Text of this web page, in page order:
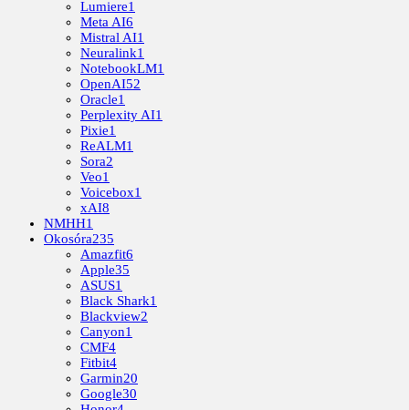
Lumiere1
Meta AI6
Mistral AI1
Neuralink1
NotebookLM1
OpenAI52
Oracle1
Perplexity AI1
Pixie1
ReALM1
Sora2
Veo1
Voicebox1
xAI8
NMHH1
Okosóra235
Amazfit6
Apple35
ASUS1
Black Shark1
Blackview2
Canyon1
CMF4
Fitbit4
Garmin20
Google30